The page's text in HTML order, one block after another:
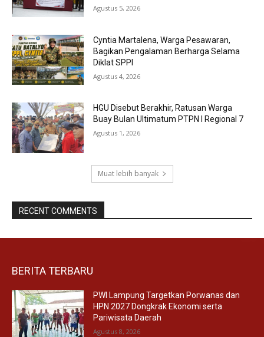
Agustus 5, 2026
Cyntia Martalena, Warga Pesawaran,
Bagikan Pengalaman Berharga Selama
Diklat SPPI
Agustus 4, 2026
HGU Disebut Berakhir, Ratusan Warga
Buay Bulan Ultimatum PTPN I Regional 7
Agustus 1, 2026
Muat lebih banyak
RECENT COMMENTS
BERITA TERBARU
PWI Lampung Targetkan Porwanas dan
HPN 2027 Dongkrak Ekonomi serta
Pariwisata Daerah
Agustus 8, 2026